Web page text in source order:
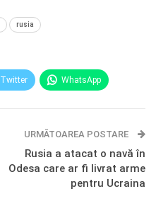
rusia
Twitter WhatsApp
URMĂTOAREA POSTARE
Rusia a atacat o navă în
Odesa care ar fi livrat arme
pentru Ucraina